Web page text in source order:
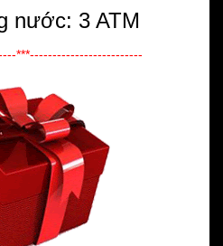
nước: 3 ATM
***-------------------------